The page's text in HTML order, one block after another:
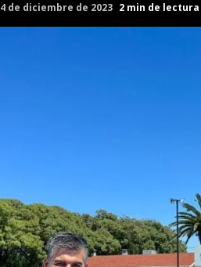
4 de diciembre de 2023 2 min de lectura